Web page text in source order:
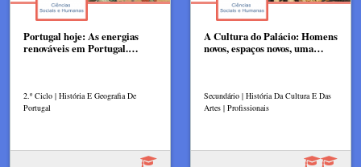
Portugal hoje: As energias
renováveis em Portugal.…
2.º Ciclo | História E Geografia De
Portugal
A Cultura do Palácio: Homens
novos, espaços novos, uma…
Secundário | História Da Cultura E Das
Artes | Profissionais